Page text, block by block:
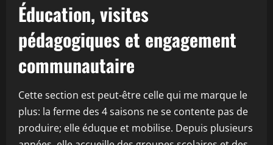
Éducation, visites
pédagogiques et engagement
communautaire
Cette section est peut-être celle qui me marque le
plus: la ferme des 4 saisons ne se contente pas de
produire; elle éduque et mobilise. Depuis plusieurs